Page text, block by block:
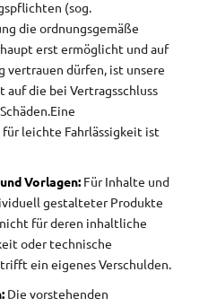
(sog.
die ordnungsgemäße
erst ermöglicht und auf
vertrauen dürfen, ist unsere
auf die bei Vertragsschluss
Eine
leichte Fahrlässigkeit ist
Vorlagen: Für Inhalte und
gestalteter Produkte
für deren inhaltliche
oder technische
ein eigenes Verschulden.
Die vorstehenden